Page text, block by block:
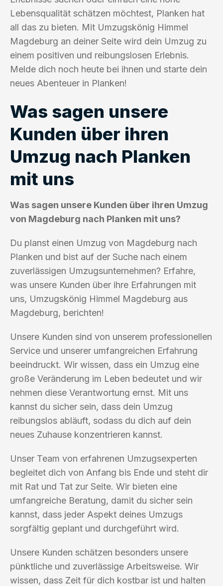
Lebensqualität schätzen möchtest, Planken hat
all das zu bieten. Mit Umzugskönig Himmel
Magdeburg an deiner Seite wird dein Umzug zu
einem positiven und reibungslosen Erlebnis.
Melde dich noch heute bei ihnen und starte dein
neues Abenteuer in Planken!
Was sagen unsere
Kunden über ihren
Umzug nach Planken
mit uns
Was sagen unsere Kunden über ihren Umzug
von Magdeburg nach Planken mit uns?
Du planst einen Umzug von Magdeburg nach
Planken und bist auf der Suche nach einem
zuverlässigen Umzugsunternehmen? Erfahre,
was unsere Kunden über ihre Erfahrungen mit
uns, Umzugskönig Himmel Magdeburg aus
Magdeburg, berichten!
Unsere Kunden sind von unserem professionellen
Service und unserer umfangreichen Erfahrung
beeindruckt. Wir wissen, dass ein Umzug eine
große Veränderung im Leben bedeutet und wir
nehmen diese Verantwortung ernst. Mit uns
kannst du sicher sein, dass dein Umzug
reibungslos abläuft, sodass du dich auf dein
neues Zuhause konzentrieren kannst.
Unser Team von erfahrenen Umzugsexperten
begleitet dich von Anfang bis Ende und steht dir
mit Rat und Tat zur Seite. Wir bieten eine
umfangreiche Beratung, damit du sicher sein
kannst, dass jeder Aspekt deines Umzugs
sorgfältig geplant und durchgeführt wird.
Unsere Kunden schätzen besonders unsere
pünktliche und zuverlässige Arbeitsweise. Wir
wissen, dass Zeit für dich kostbar ist und halten